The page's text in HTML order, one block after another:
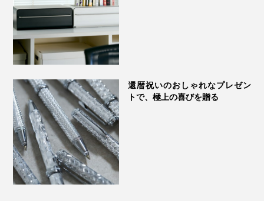
還暦祝いのおしゃれなプレゼン
トで、極上の喜びを贈る